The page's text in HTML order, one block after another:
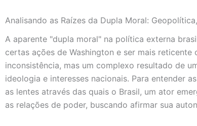
Analisando as Raízes da Dupla Moral:
A aparente "dupla moral" na política externa
certas ações de Washington e ser mais reticente
inconsistência, mas um complexo resultado de
ideologia e interesses nacionais. Para entender
as lentes através das quais o Brasil, um ator
as relações de poder, buscando afirmar sua